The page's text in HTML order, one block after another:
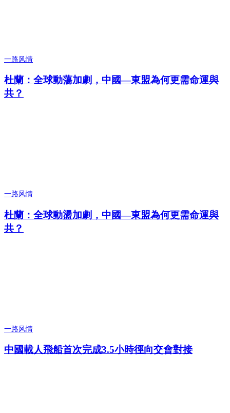
一路风情
杜蘭：全球動蕩加劇，中國—東盟為何更需命運與
共？
一路风情
杜蘭：全球動盪加劇，中國—東盟為何更需命運與
共？
一路风情
中國載人飛船首次完成3.5小時徑向交會對接